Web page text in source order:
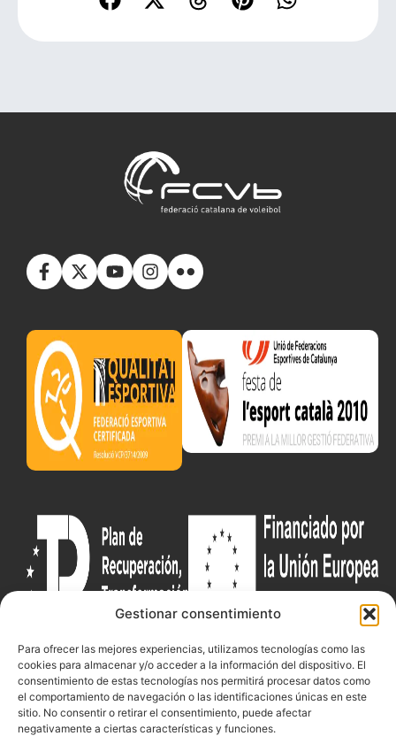
Gestionar consentimiento
Para ofrecer las mejores experiencias, utilizamos tecnologías como las
cookies para almacenar y/o acceder a la información del dispositivo. El
consentimiento de estas tecnologías nos permitirá procesar datos como
el comportamiento de navegación o las identificaciones únicas en este
sitio. No consentir o retirar el consentimiento, puede afectar
negativamente a ciertas características y funciones.
Federació
Presidència
Competicions
Competiciones
Pista
Documentacio
Funcionament
Transparència
Contacte
Carrer de les
Jonqueres,